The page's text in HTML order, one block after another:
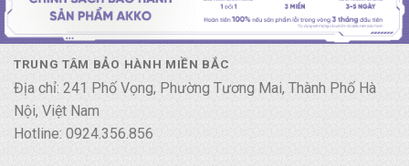
TRUNG TÂM BẢO HÀNH MIỀN BẮC
Địa chỉ: 241 Phố Vọng, Phường Tương Mai, Thành Phố Hà
Nội, Việt Nam
Hotline: 0924.356.856